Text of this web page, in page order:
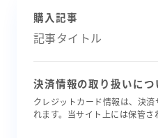
購入記事
記事タイトル
決済情報の取り扱いにつ
クレジットカード情報は、決
れます。当サイト上には保管さ